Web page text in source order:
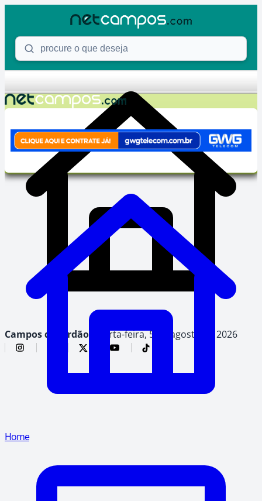
Procure o que deseja
Campos do Jordão, quarta-feira, 5 de agosto de 2026
Home